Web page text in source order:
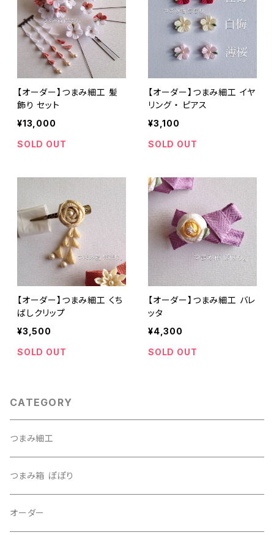
【オーダー】つまみ細工 髪
飾り セット
¥13,000
SOLD OUT
【オーダー】つまみ細工 イヤ
リング ・ ピアス
¥3,100
SOLD OUT
【オーダー】つまみ細工 くち
ばしクリップ
¥3,500
SOLD OUT
【オーダー】つまみ細工 バレ
ッタ
¥4,300
SOLD OUT
CATEGORY
つまみ細工
つまみ箱 ぽぽり
オーダー